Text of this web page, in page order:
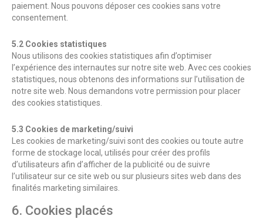
paiement. Nous pouvons déposer ces cookies sans votre
consentement.
5.2 Cookies statistiques
Nous utilisons des cookies statistiques afin d’optimiser
l’expérience des internautes sur notre site web. Avec ces cookies
statistiques, nous obtenons des informations sur l’utilisation de
notre site web. Nous demandons votre permission pour placer
des cookies statistiques.
5.3 Cookies de marketing/suivi
Les cookies de marketing/suivi sont des cookies ou toute autre
forme de stockage local, utilisés pour créer des profils
d’utilisateurs afin d’afficher de la publicité ou de suivre
l’utilisateur sur ce site web ou sur plusieurs sites web dans des
finalités marketing similaires.
6. Cookies placés